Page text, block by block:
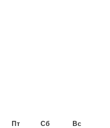
Пт Сб Вс